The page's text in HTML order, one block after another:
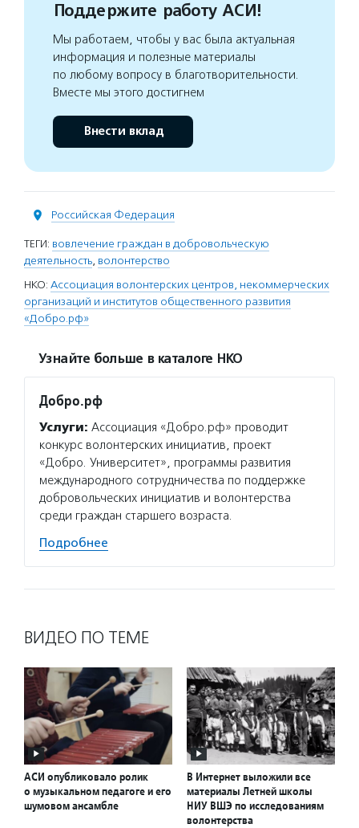
Поддержите работу АСИ!
Мы работаем, чтобы у вас была актуальная
информация и полезные материалы
по любому вопросу в благотворительности.
Вместе мы этого достигнем
Внести вклад
Российская Федерация
ТЕГИ: вовлечение граждан в добровольческую
деятельность, волонтерство
НКО: Ассоциация волонтерских центров, некоммерческих
организаций и институтов общественного развития
«Добро.рф»
Узнайте больше в каталоге НКО
Добро.рф
Услуги: Ассоциация «Добро.рф» проводит
конкурс волонтерских инициатив, проект
«Добро. Университет», программы развития
международного сотрудничества по поддержке
добровольческих инициатив и волонтерства
среди граждан старшего возраста.
Подробнее
ВИДЕО ПО ТЕМЕ
АСИ опубликовало ролик
о музыкальном педагоге и его
шумовом ансамбле
В Интернет выложили все
материалы Летней школы
НИУ ВШЭ по исследованиям
волонтерства